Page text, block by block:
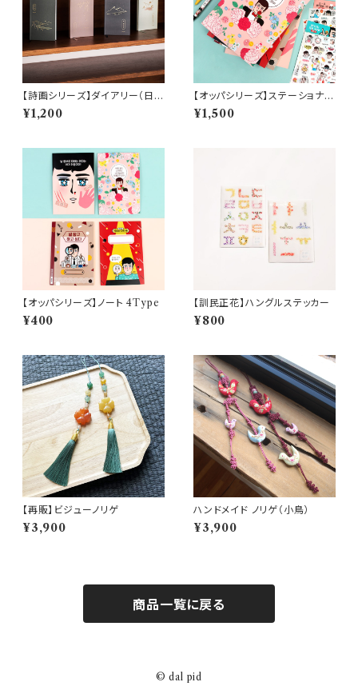
【詩画シリーズ】ダイアリー（日付
なし）
¥1,200
【オッパシリーズ】ステーショナリ
ー3点セット
¥1,500
【オッパシリーズ】ノート 4Type
¥400
【訓民正花】ハングルステッカー
¥800
【再販】ビジューノリゲ
¥3,900
ハンドメイド ノリゲ（小鳥）
¥3,900
商品一覧に戻る
© dal pid